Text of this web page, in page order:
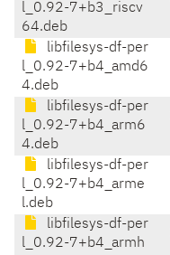
l_0.92-7+b3_riscv
64.deb
libfilesys-df-per
l_0.92-7+b4_amd6
4.deb
libfilesys-df-per
l_0.92-7+b4_arm6
4.deb
libfilesys-df-per
l_0.92-7+b4_arme
l.deb
libfilesys-df-per
l_0.92-7+b4_armh